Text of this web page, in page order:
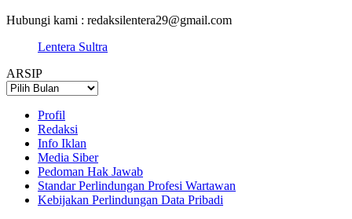
Hubungi kami : redaksilentera29@gmail.com
Lentera Sultra
ARSIP
ARSIP
Profil
Redaksi
Info Iklan
Media Siber
Pedoman Hak Jawab
Standar Perlindungan Profesi Wartawan
Kebijakan Perlindungan Data Pribadi